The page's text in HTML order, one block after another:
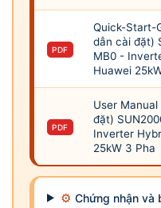
PDF
Quick-Start-
dẫn cài đặt)
MB0 -
Huawei
PDF
User
đặt)
Inverter
25kW 3 Pha
⚙ Chứng nhận và